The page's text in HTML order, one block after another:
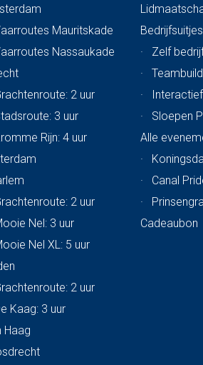
Mauritskade
Nassaukade
2 uur
3 uur
Rijn: 4 uur
2 uur
Nel: 3 uur
Nel XL: 5 uur
2 uur
Kaag: 3 uur
Haag
·
Zelf
·
·
·
Sloepen
Alle
·
·
Canal
·
Cadeaubon